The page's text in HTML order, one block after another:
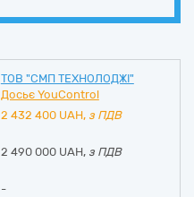
ТОВ "СМП ТЕХНОЛОДЖІ"
Досьє YouControl
2 432 400 UAH, з ПДВ
2 490 000 UAH, з ПДВ
-